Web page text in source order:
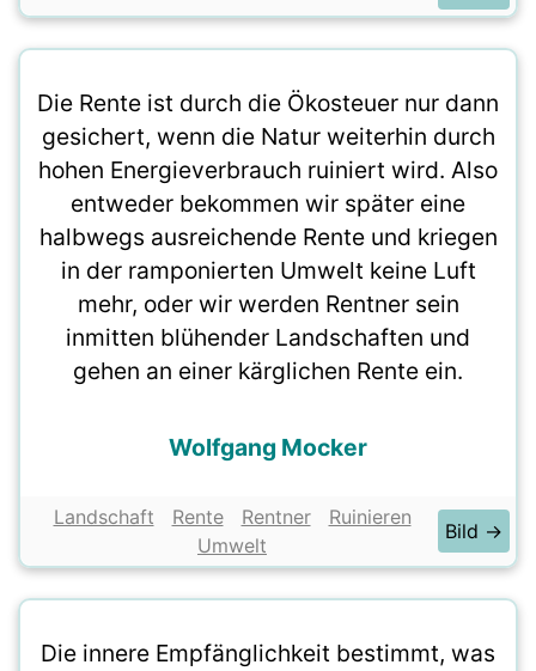
Die Rente ist durch die Ökosteuer nur dann
gesichert, wenn die Natur weiterhin durch
hohen Energieverbrauch ruiniert wird. Also
entweder bekommen wir später eine
halbwegs ausreichende Rente und kriegen
in der ramponierten Umwelt keine Luft
mehr, oder wir werden Rentner sein
inmitten blühender Landschaften und
gehen an einer kärglichen Rente ein.
Wolfgang Mocker
Landschaft Rente Rentner
Ruinieren
Umwelt
Bild →
Die innere Empfänglichkeit bestimmt, was